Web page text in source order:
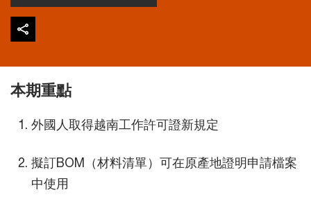
本期重點
外國人取得越南工作許可證新規定
擬訂BOM（材料清單）可在原產地證明申請檔案
中使用